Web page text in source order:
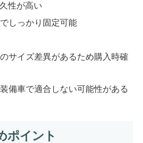
性が高い
しっかり固定可能
サイズ差異があるため購入時確
備車で適合しない可能性がある
ポイント